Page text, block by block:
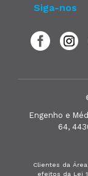
Siga-nos
Engenho e
64,
Clientes da
efeitos da Lei